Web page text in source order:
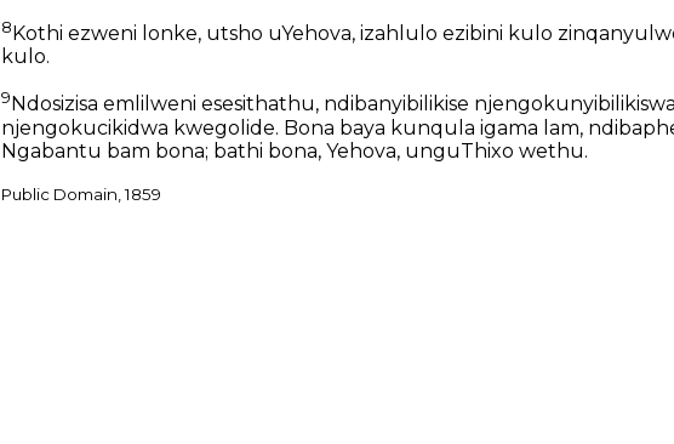
8 Kothi ezweni lonke, utsho uYehova, izahlulo ezibini kulo
kulo.
9 Ndosizisa emlilweni esesithathu, ndibanyibilikise
njengokucikidwa kwegolide. Bona baya kunqula igama lam,
Ngabantu bam bona; bathi bona, Yehova, unguThixo wethu.
Public Domain, 1859